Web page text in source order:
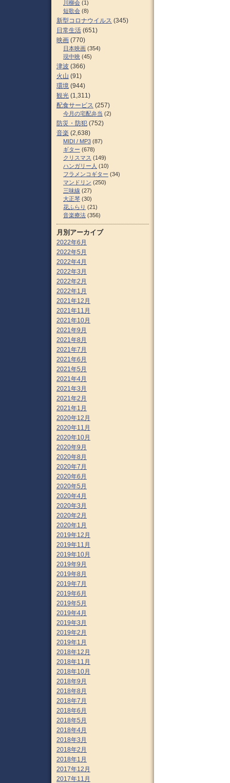
川柳会 (1)
短歌会 (8)
新型コロナウイルス (345)
日常生活 (651)
映画 (770)
日本映画 (354)
現中映 (45)
津波 (366)
火山 (91)
環境 (944)
観光 (1,311)
配食サービス (257)
今月の宅配弁当 (2)
防災・防犯 (752)
音楽 (2,638)
MIDI / MP3 (87)
ギター (678)
クリスマス (149)
ハンガリー人 (10)
フラメンコギター (34)
マンドリン (250)
三味線 (27)
大正琴 (30)
花ふらり (21)
音楽療法 (356)
月別アーカイブ
2022年6月
2022年5月
2022年4月
2022年3月
2022年2月
2022年1月
2021年12月
2021年11月
2021年10月
2021年9月
2021年8月
2021年7月
2021年6月
2021年5月
2021年4月
2021年3月
2021年2月
2021年1月
2020年12月
2020年11月
2020年10月
2020年9月
2020年8月
2020年7月
2020年6月
2020年5月
2020年4月
2020年3月
2020年2月
2020年1月
2019年12月
2019年11月
2019年10月
2019年9月
2019年8月
2019年7月
2019年6月
2019年5月
2019年4月
2019年3月
2019年2月
2019年1月
2018年12月
2018年11月
2018年10月
2018年9月
2018年8月
2018年7月
2018年6月
2018年5月
2018年4月
2018年3月
2018年2月
2018年1月
2017年12月
2017年11月